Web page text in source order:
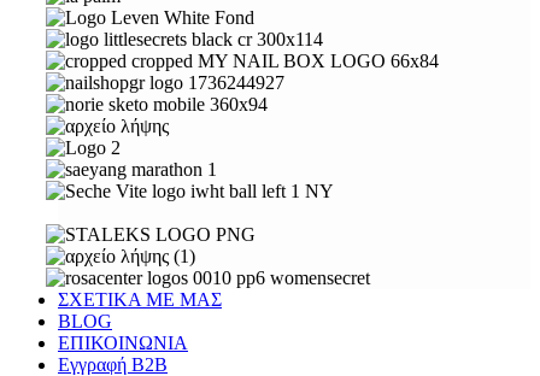
ΣΧΕΤΙΚΑ ΜΕ ΜΑΣ
BLOG
ΕΠΙΚΟΙΝΩΝΙΑ
Εγγραφή Β2Β